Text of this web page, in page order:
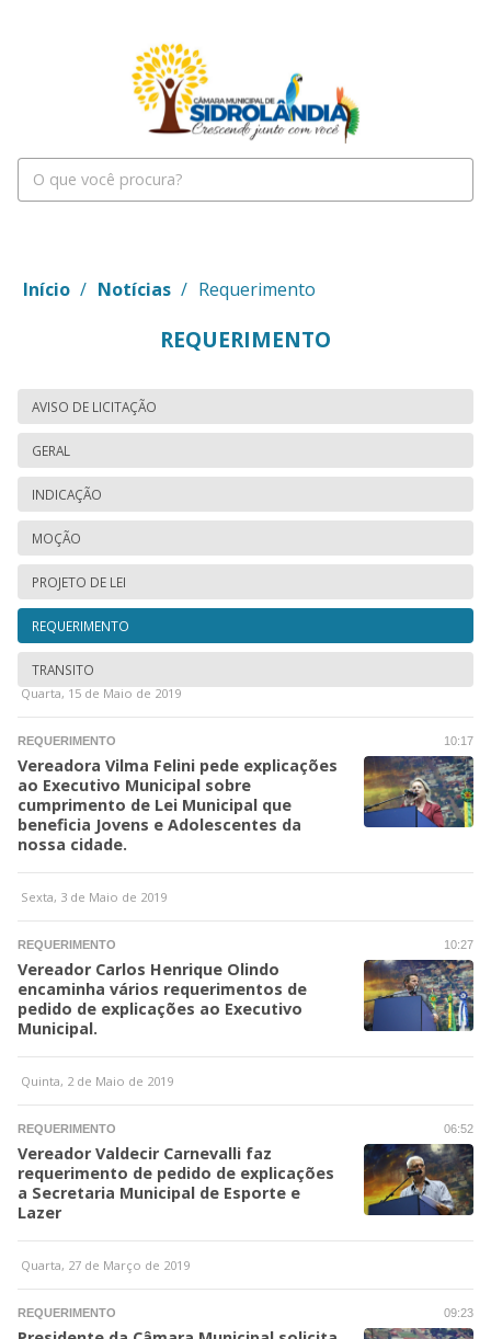
Início / Notícias / Requerimento
REQUERIMENTO
AVISO DE LICITAÇÃO
GERAL
INDICAÇÃO
MOÇÃO
PROJETO DE LEI
REQUERIMENTO
TRANSITO
Quarta, 15 de Maio de 2019
10:17
REQUERIMENTO
Vereadora Vilma Felini pede explicações
ao Executivo Municipal sobre
cumprimento de Lei Municipal que
beneficia Jovens e Adolescentes da
nossa cidade.
Sexta, 3 de Maio de 2019
10:27
REQUERIMENTO
Vereador Carlos Henrique Olindo
encaminha vários requerimentos de
pedido de explicações ao Executivo
Municipal.
Quinta, 2 de Maio de 2019
06:52
REQUERIMENTO
Vereador Valdecir Carnevalli faz
requerimento de pedido de explicações
a Secretaria Municipal de Esporte e
Lazer
Quarta, 27 de Março de 2019
09:23
REQUERIMENTO